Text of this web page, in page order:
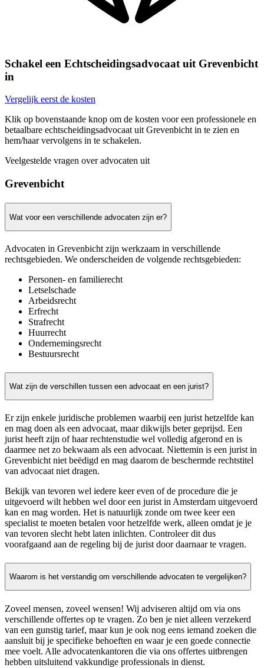
Schakel een Echtscheidingsadvocaat uit Grevenbicht
in
Vergelijk eerst de kosten
Klik op bovenstaande knop om de kosten voor een professionele en
betaalbare echtscheidingsadvocaat uit Grevenbicht in te zien en
hem/haar vervolgens in te schakelen.
Veelgestelde vragen over advocaten uit
Grevenbicht
Wat voor een verschillende advocaten zijn er?
Advocaten in Grevenbicht zijn werkzaam in verschillende
rechtsgebieden. We onderscheiden de volgende rechtsgebieden:
Personen- en familierecht
Letselschade
Arbeidsrecht
Erfrecht
Strafrecht
Huurrecht
Ondernemingsrecht
Bestuursrecht
Wat zijn de verschillen tussen een advocaat en een jurist?
Er zijn enkele juridische problemen waarbij een jurist hetzelfde kan
en mag doen als een advocaat, maar dikwijls beter geprijsd. Een
jurist heeft zijn of haar rechtenstudie wel volledig afgerond en is
daarmee net zo bekwaam als een advocaat. Niettemin is een jurist in
Grevenbicht niet beëdigd en mag daarom de beschermde rechtstitel
van advocaat niet dragen.
Bekijk van tevoren wel iedere keer even of de procedure die je
uitgevoerd wilt hebben wel door een jurist in Amsterdam uitgevoerd
kan en mag worden. Het is natuurlijk zonde om twee keer een
specialist te moeten betalen voor hetzelfde werk, alleen omdat je je
van tevoren slecht hebt laten inlichten. Controleer dit dus
voorafgaand aan de regeling bij de jurist door daarnaar te vragen.
Waarom is het verstandig om verschillende advocaten te vergelijken?
Zoveel mensen, zoveel wensen! Wij adviseren altijd om via ons
verschillende offertes op te vragen. Zo ben je niet alleen verzekerd
van een gunstig tarief, maar kun je ook nog eens iemand zoeken die
aansluit bij je specifieke behoeften en waar je een goede connectie
mee voelt. Alle advocatenkantoren die via ons offertes uitbrengen
hebben uitsluitend vakkundige professionals in dienst.